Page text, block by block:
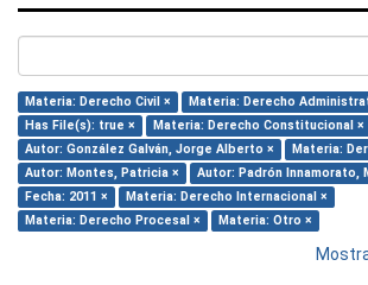
Materia: Derecho Civil ×
Materia: Derecho
Has File(s): true ×
Materia: Derecho Constitucional ×
Autor: González Galván, Jorge Alberto ×
Materia:
Autor: Montes, Patricia ×
Autor: Padrón Innamorato,
Fecha: 2011 ×
Materia: Derecho Internacional ×
Materia: Derecho Procesal ×
Materia: Otro ×